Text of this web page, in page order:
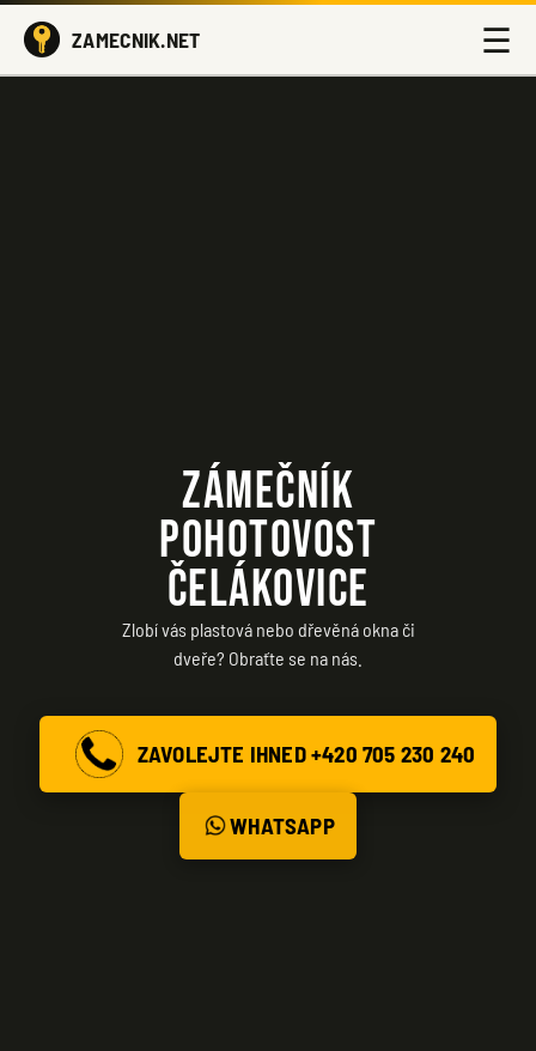
ZAMECNIK.NET ☰
ZÁMEČNÍK
POHOTOVOST
ČELÁKOVICE
Zlobí vás plastová nebo dřevěná okna či
dveře? Obraťte se na nás.
ZAVOLEJTE IHNED +420 705 230 240
WHATSAPP